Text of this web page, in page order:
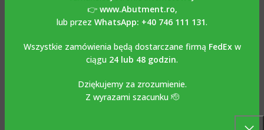
👉 www.Abutment.ro,
lub przez WhatsApp: +40 746 111 131.
Wszystkie zamówienia będą dostarczane firmą FedExw
ciągu 24 lub 48 godzin.
Dziękujemy za zrozumienie.
Z wyrazami szacunku 🫡
występuje w wersji do techniki wycisku łyżeczką
jest pozostanie w pozycji implantu wielośladu. Wykonany
jest z tytanu Grade 5-6AL4V.Zalecany moment obrotowy to
retencję materiału wyciskowego, dzięki czemu nie dochodzi
do zmian w wycisku.W przypadku wycisku kilku implantów